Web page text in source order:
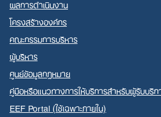
ผลการดำเนินงาน
โครงสร้างองค์กร
คณะกรรมการบริหาร
ผู้บริหาร
ศูนย์ข้อมูลกฎหมาย
คู่มือหรือแนวทางการให้บริการสำหรับผู้รับบริ
EEF Portal (ใช้เฉพาะภายใน)